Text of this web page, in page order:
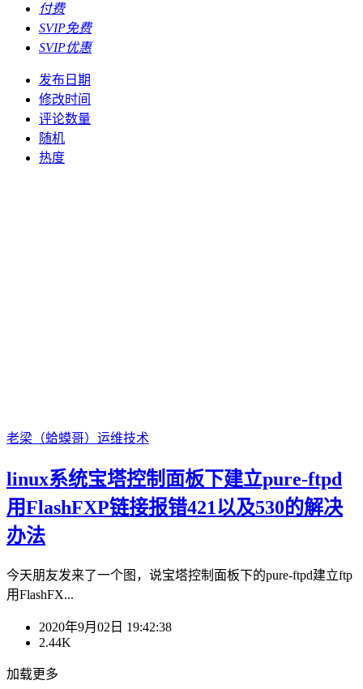
付费
SVIP免费
SVIP优惠
发布日期
修改时间
评论数量
随机
热度
老梁（蛤蟆哥） 运维技术
linux系统宝塔控制面板下建立pure-ftpd
用FlashFXP链接报错421以及530的解决
办法
今天朋友发来了一个图，说宝塔控制面板下的pure-ftpd建立ftp
用FlashFX...
2020年9月02日 19:42:38
2.44K
加载更多